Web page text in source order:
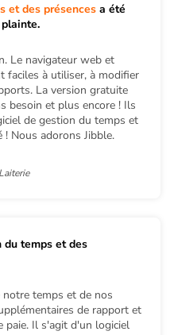
et des présences a été
Le navigateur web et
faciles à utiliser, à modifier
La version gratuite
besoin et plus encore ! Ils
de gestion du temps et
! Nous adorons Jibble.
du temps et des
temps et de nos
de rapport et
paie. Il s'agit d'un logiciel